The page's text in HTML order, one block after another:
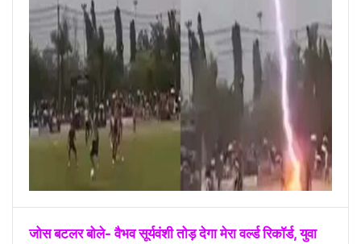
जोस बटलर बोले- वैभव सूर्यवंशी तोड़ देगा मेरा वर्ल्ड रिकॉर्ड, युवा